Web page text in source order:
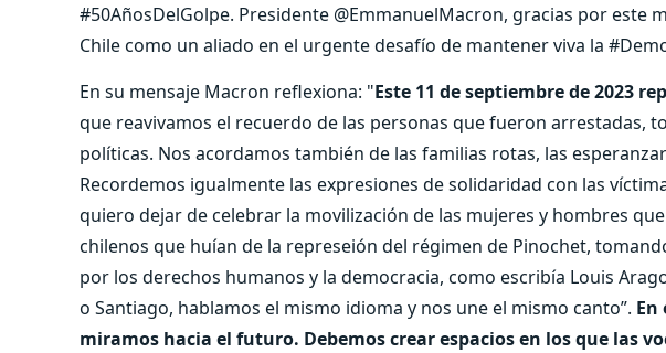
#50AñosDelGolpe. Presidente @EmmanuelMacron, gracias por este
Chile como un aliado en el urgente desafío de mantener viva la
En su mensaje Macron reflexiona: "Este 11 de septiembre de 2023
que reavivamos el recuerdo de las personas que fueron arrestadas,
políticas. Nos acordamos también de las familias rotas, las
Recordemos igualmente las expresiones de solidaridad con las
quiero dejar de celebrar la movilización de las mujeres y hombres
chilenos que huían de la represeión del régimen de Pinochet,
por los derechos humanos y la democracia, como escribía Louis
o Santiago, hablamos el mismo idioma y nos une el mismo canto”. En
miramos hacia el futuro. Debemos crear espacios en los que las